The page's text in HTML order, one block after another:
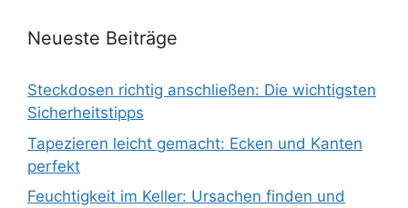
Neueste Beiträge
Steckdosen richtig anschließen: Die wichtigsten
Sicherheitstipps
Tapezieren leicht gemacht: Ecken und Kanten
perfekt
Feuchtigkeit im Keller: Ursachen finden und